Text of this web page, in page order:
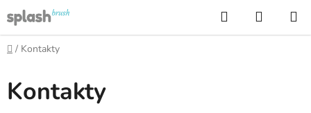
Prejsť
na
obsah
Hľadať
KOŠÍK
Domov
/ Kontakty
Kontakty